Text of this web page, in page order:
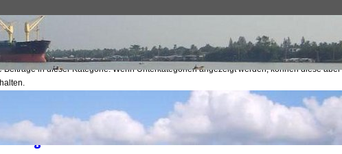
Archive
Beiträge in dieser Kategorie. Wenn Unterkategorien angezeigt werden, können diese aber